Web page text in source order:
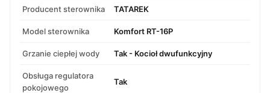
Producent sterownika TATAREK
Model sterownika Komfort RT-16P
Grzanie ciepłej wody Tak - Kocioł dwufunkcyjny
Obsługa regulatora
pokojowego
Tak